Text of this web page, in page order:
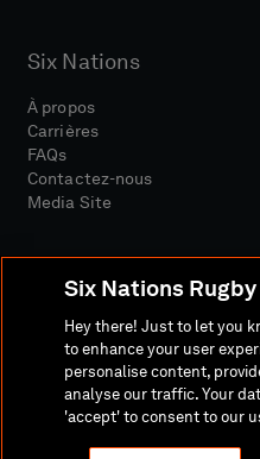
Six Nations
À propos
Carrières
FAQs
Contactez-nous
Media Site
Site MédiaConditions
Politique De
Politique Sociale Et
Six Nations
Hey there! Just to let you
to enhance your user
personalise content,
analyse our traffic. Your
'accept' to consent to our